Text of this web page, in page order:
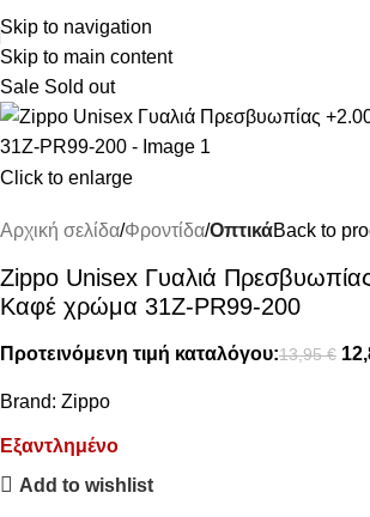
Skip to navigation
Skip to main content
ΔΩΡΕΑΝ ΜΕΤΑΦΟΡΙΚΑ ΑΝΩ
Sale Sold out
Click to enlarge
Αρχική σελίδα Φροντίδα ΟπτικάBack to
Zippo Unisex Γυαλιά
Καφέ χρώμα 31Z-PR99-200
Προτεινόμενη τιμή καταλόγου:13,95€
Brand: Zippo
Εξαντλημένο
Add to wishlist